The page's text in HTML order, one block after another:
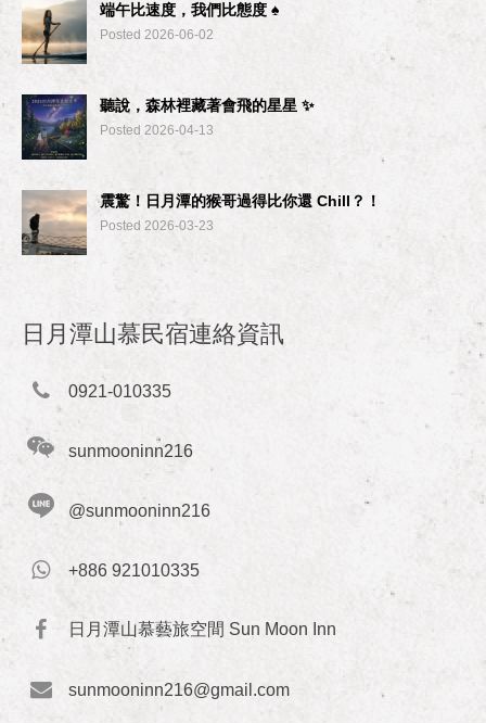
端午比速度，我們比態度 ♠︎
Posted 2026-06-02
聽說，森林裡藏著會飛的星星 ✨
Posted 2026-04-13
震驚！日月潭的猴哥過得比你還 Chill？！
Posted 2026-03-23
日月潭山慕民宿連絡資訊
0921-010335
sunmooninn216
@sunmooninn216
+886 921010335
日月潭山慕藝旅空間 Sun Moon Inn
sunmooninn216@gmail.com